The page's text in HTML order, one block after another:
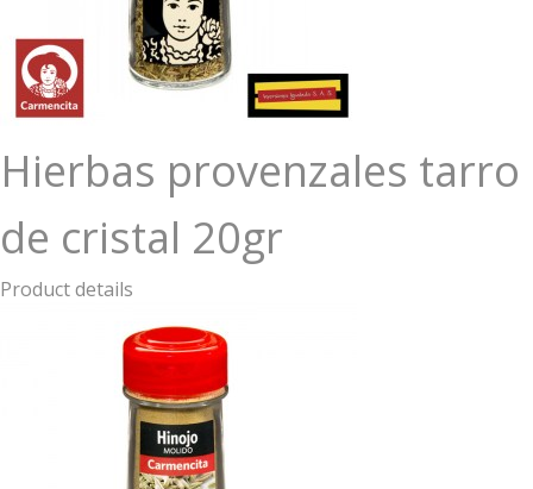
Hierbas provenzales tarro
de cristal 20gr
Product details